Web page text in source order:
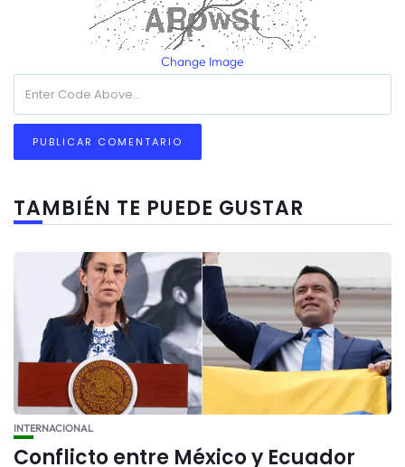
Change Image
TAMBIÉN TE PUEDE GUSTAR
INTERNACIONAL
Conflicto entre México y Ecuador